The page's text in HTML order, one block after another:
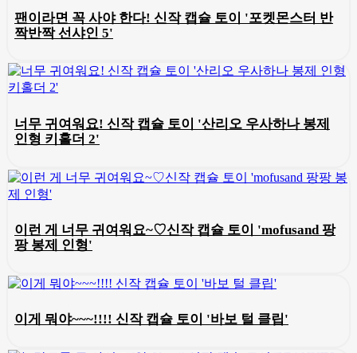
팬이라면 꼭 사야 한다! 신작 캡슐 토이 '포켓몬스터 반
짝반짝 선샤인 5'
너무 귀여워요! 신작 캡슐 토이 '산리오 우사하나 봉제
인형 키홀더 2'
이런 게 너무 귀여워요~♡신작 캡슐 토이 'mofusand 팡
팡 봉제 인형'
이게 뭐야~~~!!!! 신작 캡슐 토이 '바보 털 클립'